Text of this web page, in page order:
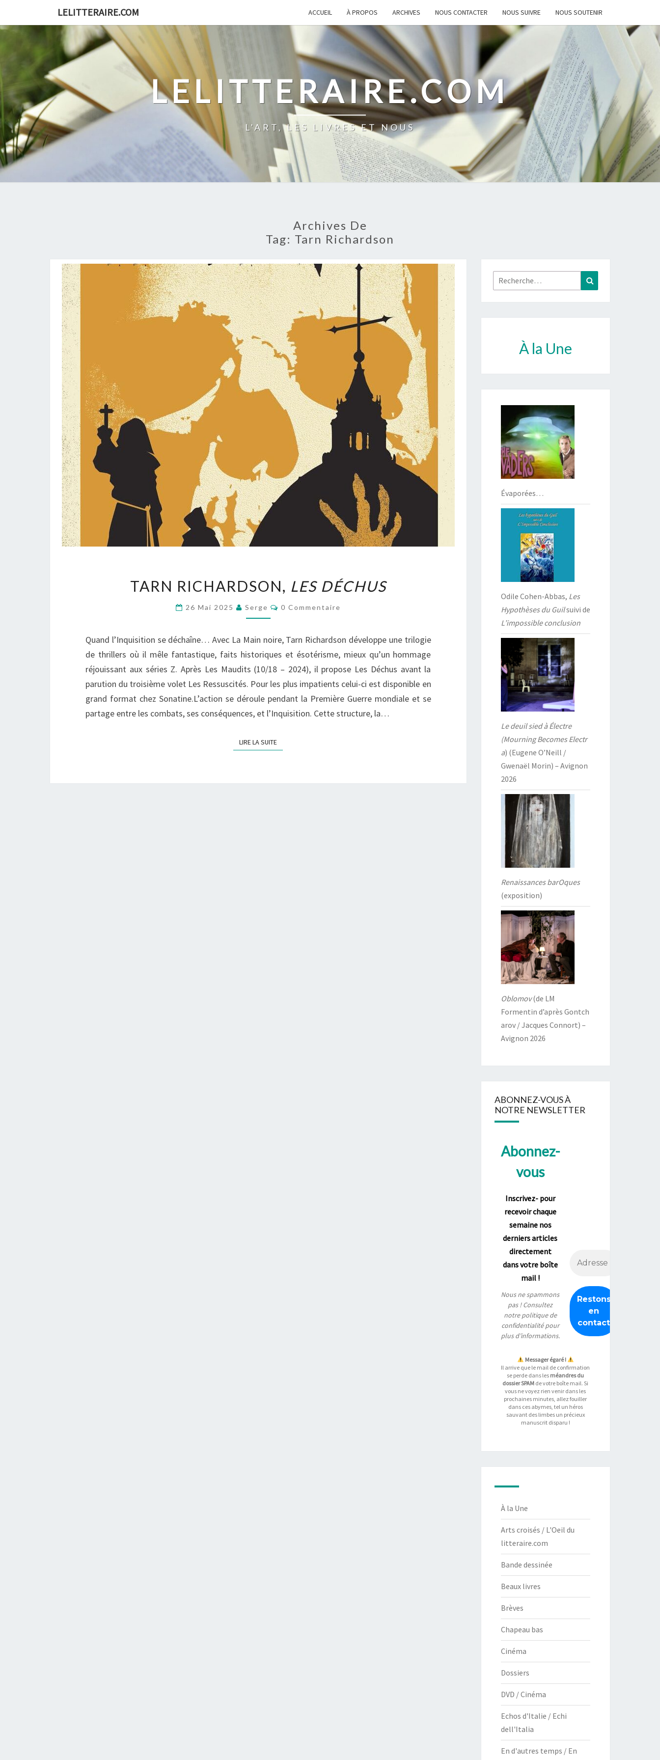
content
LELITTERAIRE.COM ACCUEIL À PROPOS ARCHIVES NOUS CONTACTER NOUS SUIVRE NOUS SOUTENIR
LELITTERAIRE.COM
L'ART, LES LIVRES ET NOUS
Archives De
Tag: Tarn Richardson
RICHARDSON,
LES
DÉCHUS
TARN RICHARDSON, LES DÉCHUS
26 Mai 2025 Serge Commentaires
0 Commentaire
Quand l’Inquisition se déchaîne… Avec La Main noire, Tarn Richardson développe une trilogie
de thrillers où il mêle fantastique, faits historiques et ésotérisme, mieux qu’un hommage
réjouissant aux séries Z. Après Les Maudits (10/18 – 2024), il propose Les Déchus avant la
parution du troisième volet Les Ressuscités. Pour les plus impatients celui-ci est disponible en
grand format chez Sonatine.L’action se déroule pendant la Première Guerre mondiale et se
partage entre les combats, ses conséquences, et l’Inquisition. Cette structure, la…
LIRE LA SUITELIRE LA SUITE
Rechercher :
À la Une
Évaporées…
Odile Cohen-Abbas, Les
Hypothèses du Guilsuivi de
L’impossible conclusion
Le deuil sied à Électre
(Mourning Becomes Electr
a) (Eugene O’Neill /
Gwenaël Morin) – Avignon
2026
Renaissances barOques
(exposition)
Oblomov(de LM
Formentin d’après Gontch
arov / Jacques Connort) –
Avignon 2026
ABONNEZ-VOUS À
NOTRE NEWSLETTER
Abonnez-
vous
Inscrivez- pour
recevoir chaque
semaine nos
derniers articles
directement
dans votre boîte
mail !
Nous ne spammons
pas ! Consultez
notrepolitique de
confidentialitépour
plus d’informations.
Messager égaré !
Il arrive que le mail de confirmation
se perde dans les méandres du
dossier SPAM de votre boîte mail. Si
vous ne voyez rien venir dans les
prochaines minutes, allez fouiller
dans ces abymes, tel un héros
sauvant des limbes un précieux
manuscrit disparu !
À la Une
Arts croisés / L'Oeil du
litteraire.com
Bande dessinée
Beaux livres
Brèves
Chapeau bas
Cinéma
Dossiers
DVD / Cinéma
Echos d'Italie / Echi
dell'Italia
En d'autres temps / En